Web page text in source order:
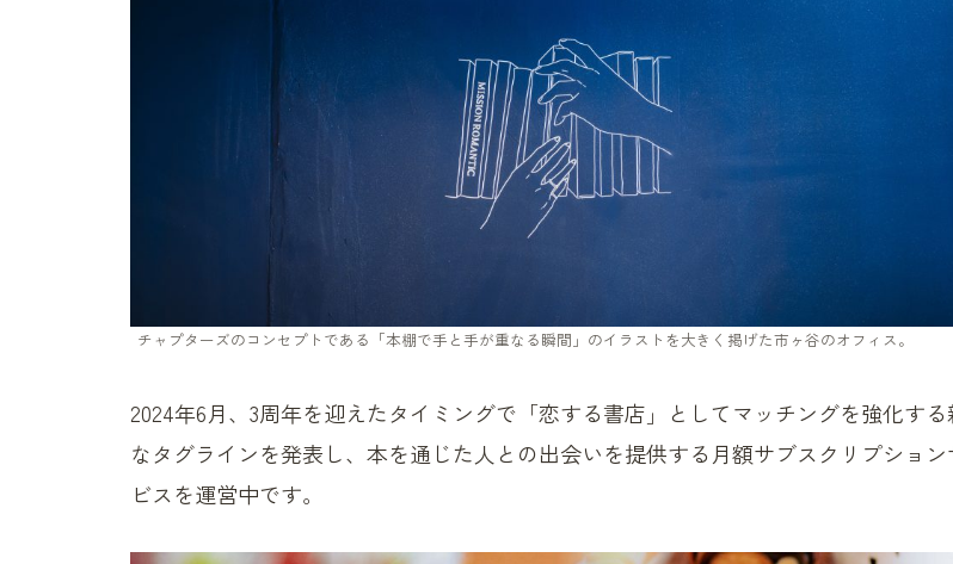
チャプターズのコンセプトである「本棚で手と手が重なる瞬間」のイラストを大きく掲げた市ヶ谷のオフィス。
2024年6月、3周年を迎えたタイミングで「恋する書店」としてマッチングを強化する
なタグラインを発表し、本を通じた人との出会いを提供する月額サブスクリプション
ビスを運営中です。